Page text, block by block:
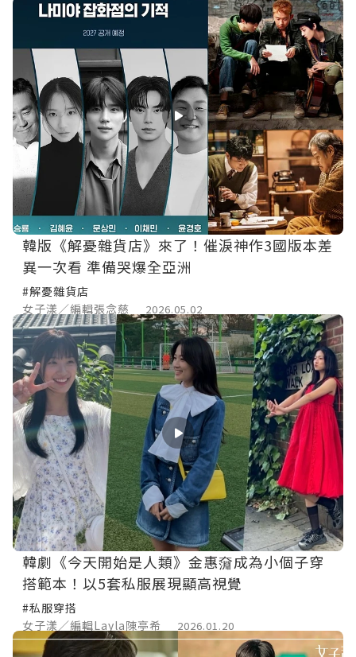
韓版《解憂雜貨店》來了！催淚神作3國版本差
異一次看 準備哭爆全亞洲
#解憂雜貨店
女子漾／編輯張念慈
2026.05.02
韓劇《今天開始是人類》金惠奫成為小個子穿
搭範本！以5套私服展現顯高視覺
#私服穿搭
女子漾／編輯Layla陳亭希
2026.01.20